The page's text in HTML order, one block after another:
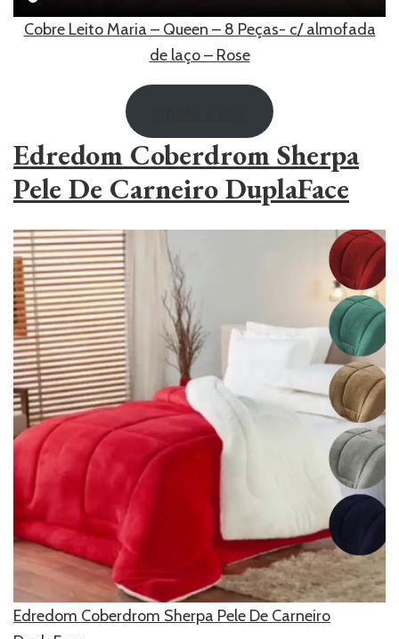
Cobre Leito Maria – Queen – 8 Peças- c/ almofada
de laço – Rose
Edredom Coberdrom Sherpa
Pele De Carneiro DuplaFace
Edredom Coberdrom Sherpa Pele De Carneiro